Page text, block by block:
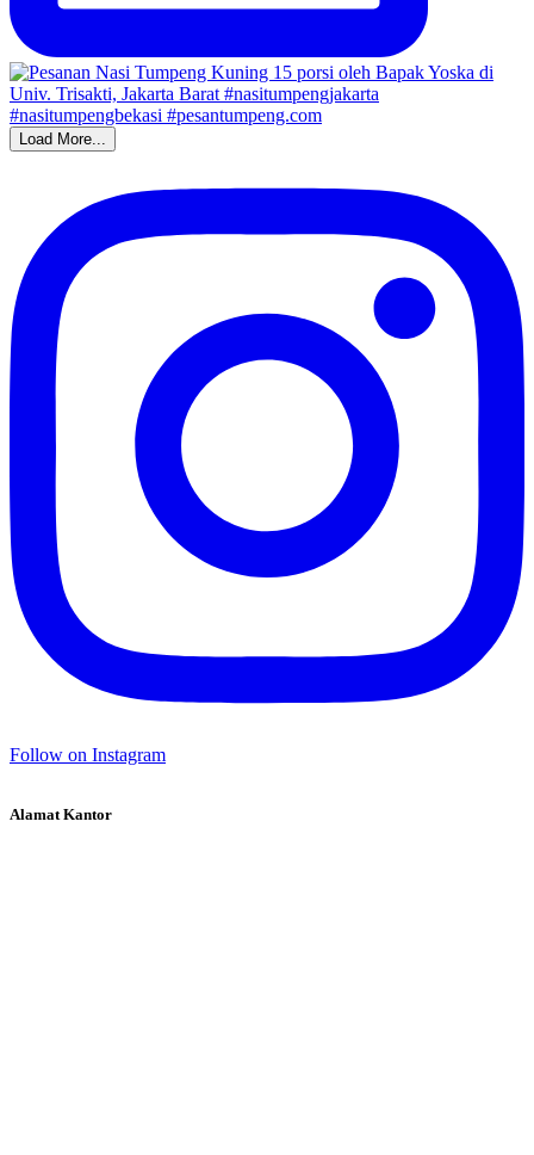
Load More...
Follow on Instagram
Alamat Kantor